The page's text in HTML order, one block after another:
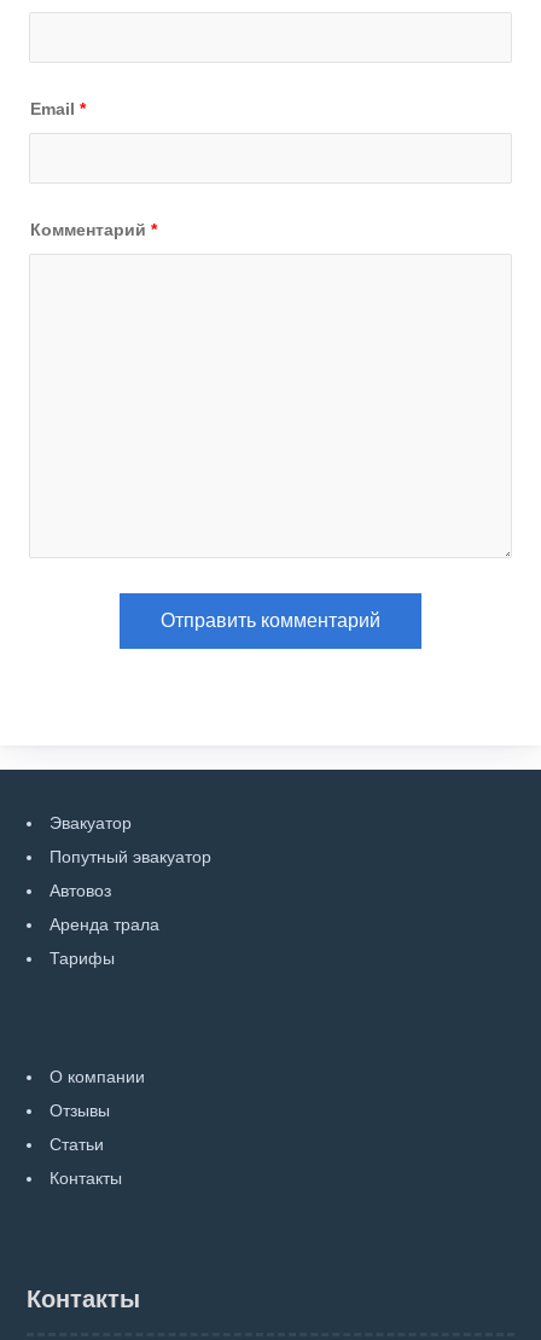
Email *
Комментарий *
Эвакуатор
Попутный эвакуатор
Автовоз
Аренда трала
Тарифы
О компании
Отзывы
Статьи
Контакты
Контакты